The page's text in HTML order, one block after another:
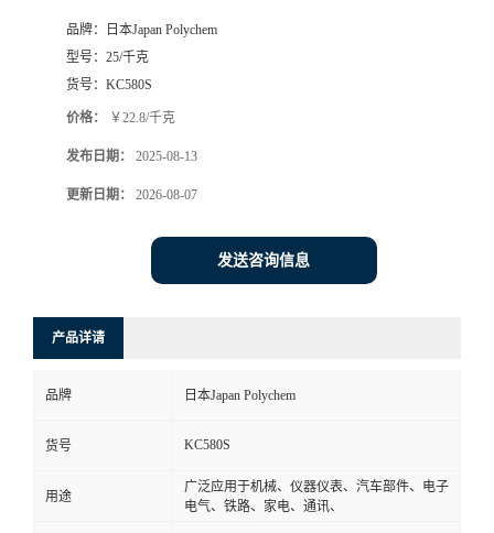
品牌：
日本Japan Polychem
型号： 25/千克
货号： KC580S
价格： ￥22.8/千克
发布日期： 2025-08-13
更新日期： 2026-08-07
发送咨询信息
产品详请
品牌 日本Japan Polychem
货号 KC580S
用途
广泛应用于机械、仪器仪表、汽车部件、电子
电气、铁路、家电、通讯、